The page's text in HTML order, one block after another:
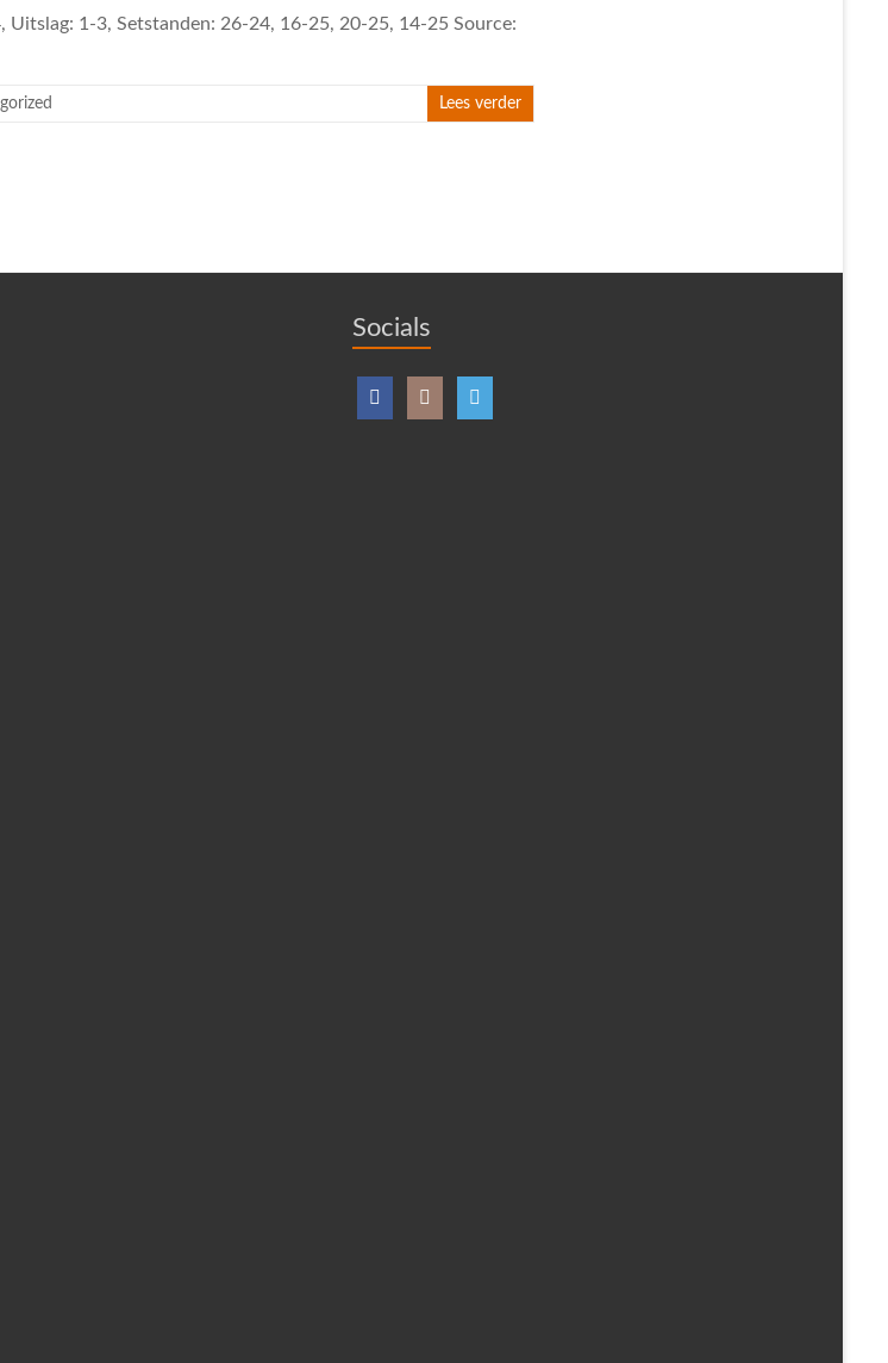
Uitslag: 1-3, Setstanden: 26-24, 16-25, 20-25, 14-25 Source:
Lees verder
Socials